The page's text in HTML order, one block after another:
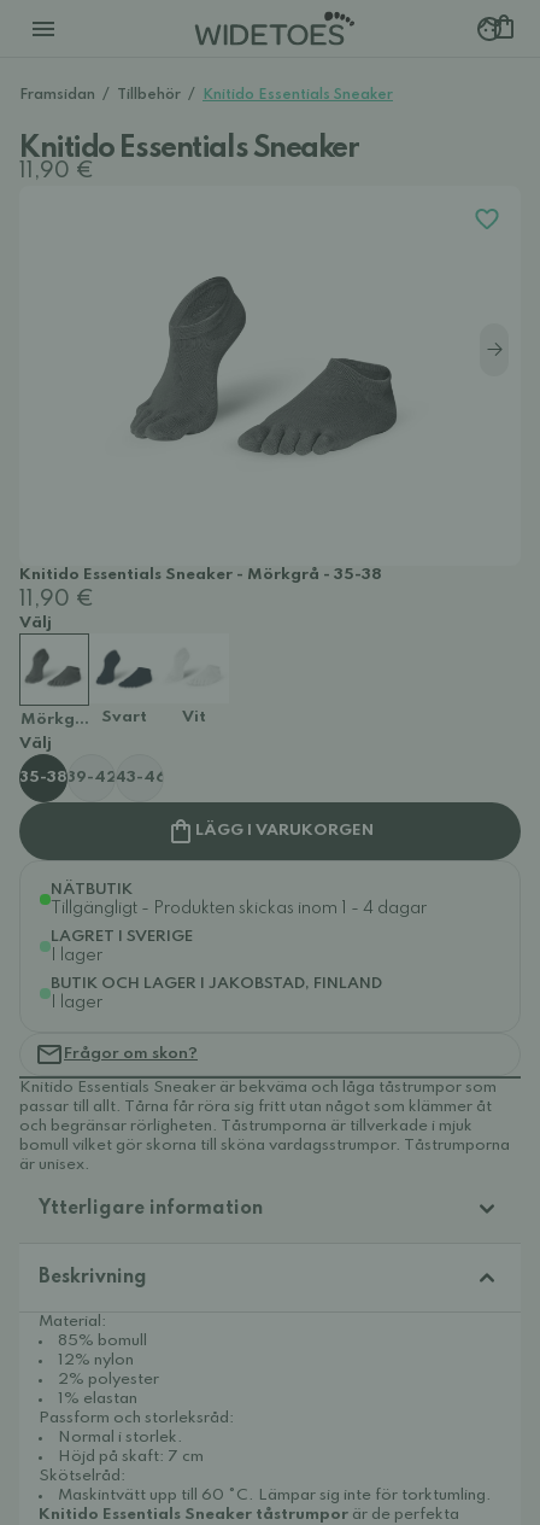
Framsidan / Tillbehör / Knitido Essentials Sneaker
Knitido Essentials Sneaker
11,90 €
Knitido Essentials Sneaker - Mörkgrå - 35-38
11,90 €
Välj
Mörkgrå Svart
Vit
Välj
35-3839-4243-46
LÄGG I VARUKORGEN
NÄTBUTIK
Tillgängligt - Produkten skickas inom 1 - 4 dagar
LAGRET I SVERIGE
I lager
BUTIK OCH LAGER I JAKOBSTAD, FINLAND
I lager
Frågor om skon?
Knitido Essentials Sneaker är bekväma och låga tåstrumpor som
passar till allt. Tårna får röra sig fritt utan något som klämmer åt
och begränsar rörligheten. Tåstrumporna är tillverkade i mjuk
bomull vilket gör skorna till sköna vardagsstrumpor. Tåstrumporna
är unisex.
Ytterligare information
Beskrivning
Material:
85% bomull
12% nylon
2% polyester
1% elastan
Passform och storleksråd:
Normal i storlek.
Höjd på skaft: 7 cm
Skötselråd:
Maskintvätt upp till 60 °C. Lämpar sig inte för torktumling.
Knitido Essentials Sneaker tåstrumpor är de perfekta